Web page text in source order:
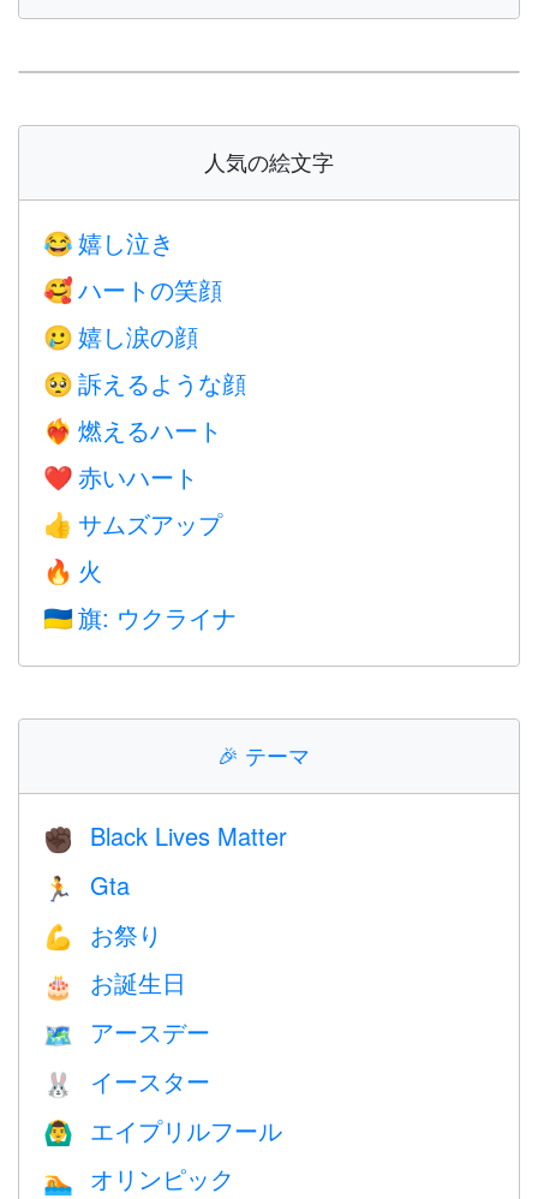
人気の絵文字
😂 嬉し泣き
🥰 ハートの笑顔
🥲 嬉し涙の顔
🥺 訴えるような顔
❤️‍🔥 燃えるハート
❤️ 赤いハート
👍 サムズアップ
🔥 火
🇺🇦 旗: ウクライナ
🎉 テーマ
✊🏿 Black Lives Matter
🏃 Gta
💪 お祭り
🎂 お誕生日
🗺️ アースデー
🐰 イースター
🙆‍♂️ エイプリルフール
🏊 オリンピック